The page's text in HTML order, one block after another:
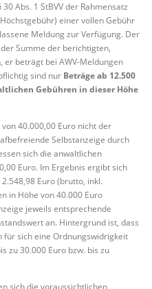
Abs. 1 StBVV der Rahmensatz
einer vollen Gebühr
Meldung zur Verfügung. Der
Summe der berichtigten,
er beträgt bei AWV-Meldungen
sind nur Beträge ab 12.500
Gebühren in dieser Höhe
40.000,00 Euro nicht der
Selbstanzeige durch
sich die anwaltlichen
Euro. Im Ergebnis ergibt sich
Euro (brutto, inkl.
in Höhe von 40.000 Euro
jeweils entsprechende
an. Hintergrund ist, dass
sich eine Ordnungswidrigkeit
zu 30.000 Euro bzw. bis zu